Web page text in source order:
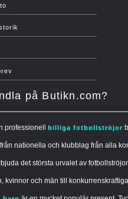
på Butikn.com?
professionell billiga fotbollströjor
nationella och klubblag från alla
det största urvalet av
kvinnor och män till